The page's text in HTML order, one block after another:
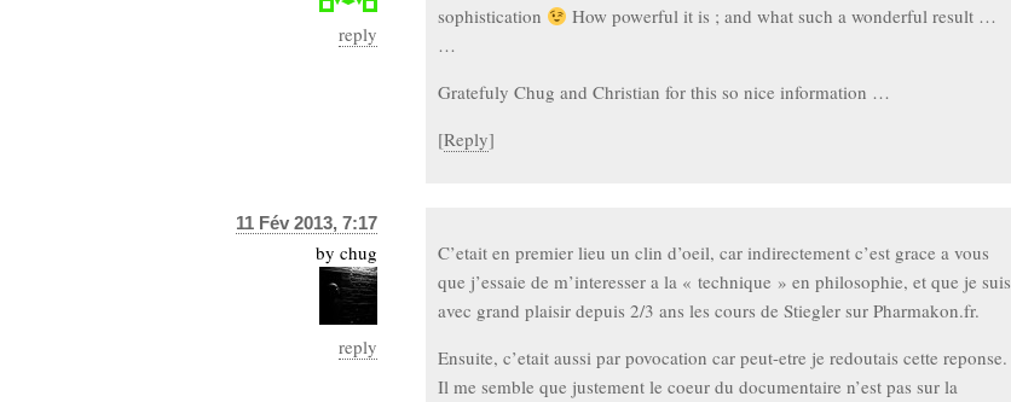
reply
sophistication
How powerful it is ; and what such a wonderful result …
…
Gratefuly Chug and Christian for this so nice information …
[Reply]
11 Fév 2013, 7:17
by chug
reply
C’etait en premier lieu un clin d’oeil, car indirectement c’est grace a vous
que j’essaie de m’interesser a la « technique » en philosophie, et que je suis
avec grand plaisir depuis 2/3 ans les cours de Stiegler sur Pharmakon.fr.
Ensuite, c’etait aussi par povocation car peut-etre je redoutais cette reponse.
Il me semble que justement le coeur du documentaire n’est pas sur la